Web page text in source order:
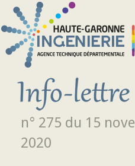
Aller au contenu principal
n° 275 du 15
2020